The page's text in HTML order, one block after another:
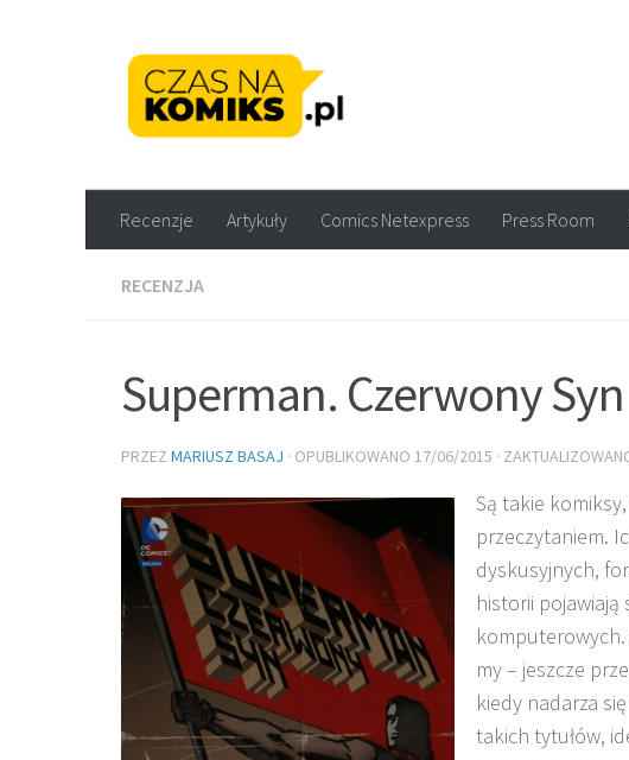
Recenzje Artykuły Comics Netexpress Press Room
RECENZJA
Superman. Czerwony Syn
PRZEZ MARIUSZ BASAJ · OPUBLIKOWANO 17/06/2015 ·
Są takie
przeczytaniem.
dyskusyjnych,
historii pojawiają
komputerowych.
my – jeszcze
kiedy nadarza
takich tytułów,